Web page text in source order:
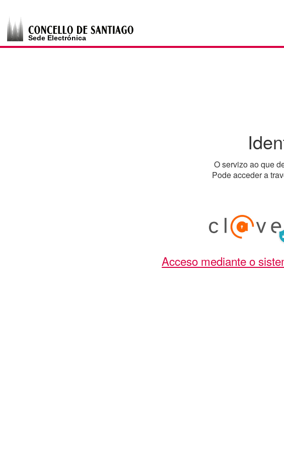
Autenticación del Usuario
O servizo ao que
Pode acceder a
Acceso mediante o